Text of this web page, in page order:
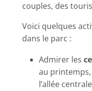
couples, des
Voici quelques
dans le parc :
Admirer les
au
l’allée